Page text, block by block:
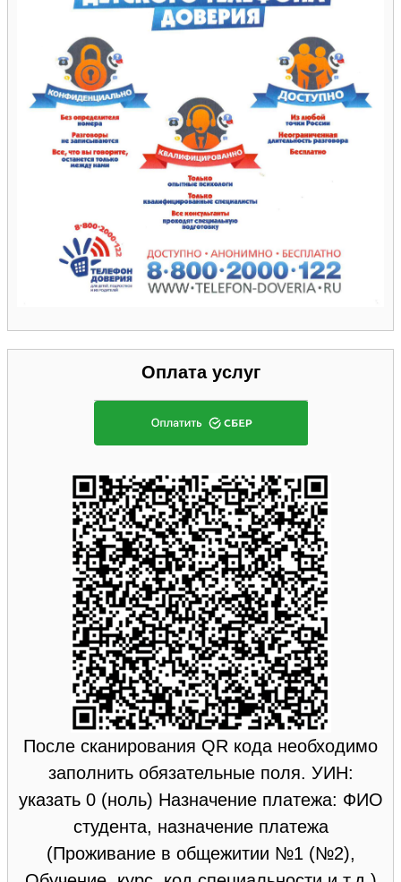
Оплата услуг
После сканирования QR кода необходимо
заполнить обязательные поля. УИН:
указать 0 (ноль) Назначение платежа: ФИО
студента, назначение платежа
(Проживание в общежитии №1 (№2),